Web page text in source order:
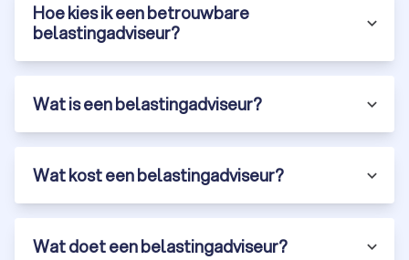
Hoe kies ik een betrouwbare
belastingadviseur?
Wat is een belastingadviseur?
Wat kost een belastingadviseur?
Wat doet een belastingadviseur?